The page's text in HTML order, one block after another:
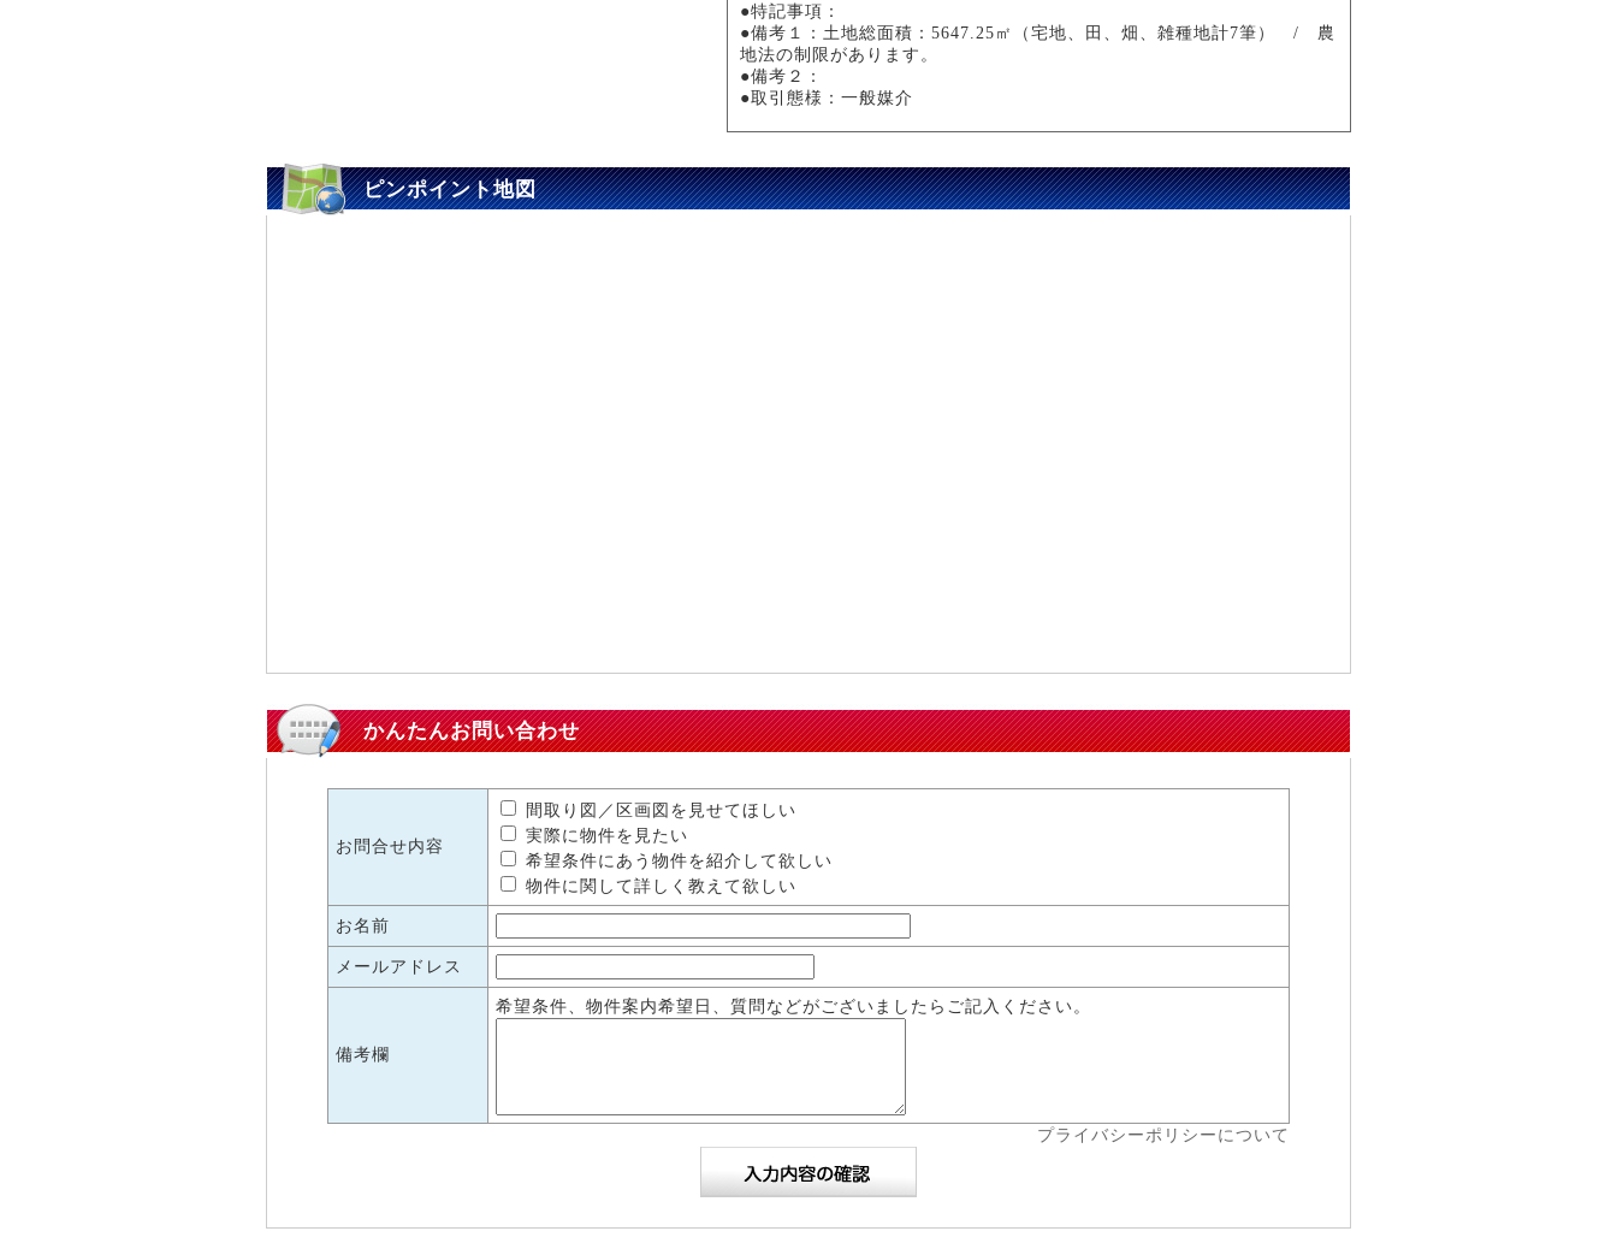
●特記事項：
●備考１：土地総面積：5647.25㎡（宅地、田、畑、雑種地計7筆） / 農
地法の制限があります。
●備考２：
●取引態様：一般媒介
ピンポイント地図
かんたんお問い合わせ
お問合せ内容
間取り図／区画図を見せてほしい
実際に物件を見たい
希望条件にあう物件を紹介して欲しい
物件に関して詳しく教えて欲しい
お名前
メールアドレス
備考欄
希望条件、物件案内希望日、質問などがございましたらご記入ください。
プライバシーポリシーについて